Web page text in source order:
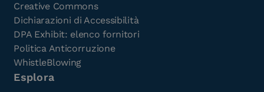
Creative Commons
Dichiarazioni di Accessibilità
DPA Exhibit: elenco fornitori
Politica Anticorruzione
WhistleBlowing
Esplora